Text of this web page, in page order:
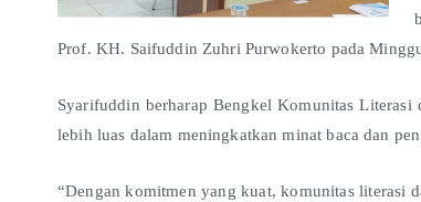
Prof. KH. Saifuddin Zuhri Purwokerto pada
Syarifuddin berharap Bengkel Komunitas
lebih luas dalam meningkatkan minat baca dan
“Dengan komitmen yang kuat, komunitas literasi